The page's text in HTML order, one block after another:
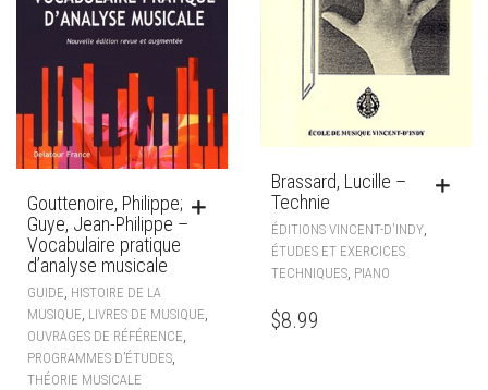
Gouttenoire, Philippe;
Guye, Jean-Philippe –
Vocabulaire pratique
d’analyse musicale
GUIDE, HISTOIRE DE LA
MUSIQUE, LIVRES DE MUSIQUE,
OUVRAGES DE RÉFÉRENCE,
PROGRAMMES D’ÉTUDES,
THÉORIE MUSICALE
Brassard, Lucille –
Technie
ÉDITIONS VINCENT-D'INDY
ÉTUDES ET EXERCICES
TECHNIQUES PIANO
$8.99